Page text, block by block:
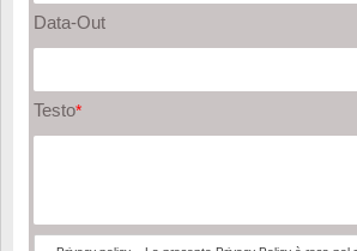
Data-Out
Testo*